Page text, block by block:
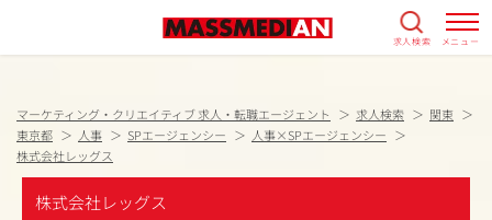
求人検索 メニュー
マーケティング・クリエイティブ 求人・転職エージェント 求人検索
関東
東京都
人事 SPエージェンシー
人事×SPエージェンシー
株式会社レッグス
株式会社レッグス